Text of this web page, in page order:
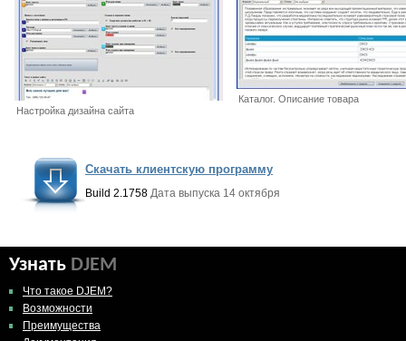
Настройка дизайна сайта
Каталог. Описание товара
Скачать клиентскую программу
Build 2.1758 Дата выпуска 14 октября
Узнать DJEM
Что такое DJEM?
Возможности
Преимущества